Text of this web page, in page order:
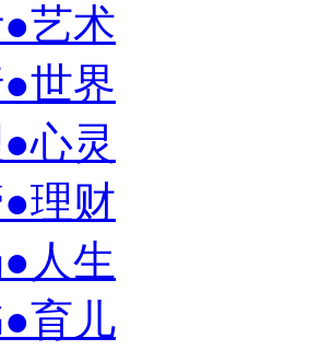
艺术
世界
心灵
理财
人生
育儿